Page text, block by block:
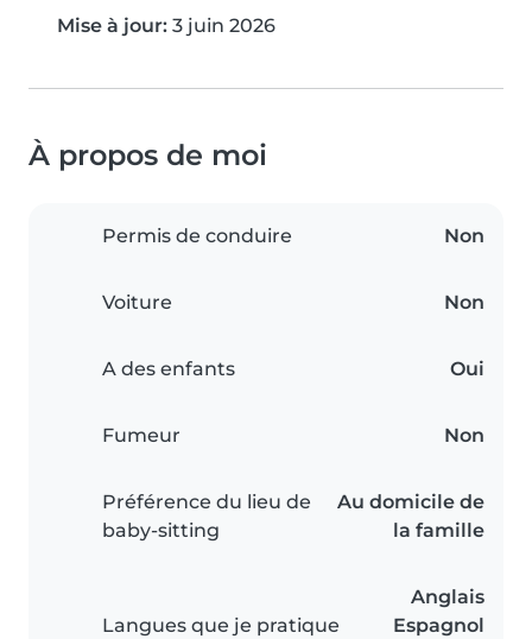
Mise à jour: 3 juin 2026
À propos de moi
Permis de conduire Non
Voiture Non
A des enfants Oui
Fumeur Non
Préférence du lieu de
baby-sitting
Au domicile de
la famille
Langues que je pratique
Anglais
Espagnol